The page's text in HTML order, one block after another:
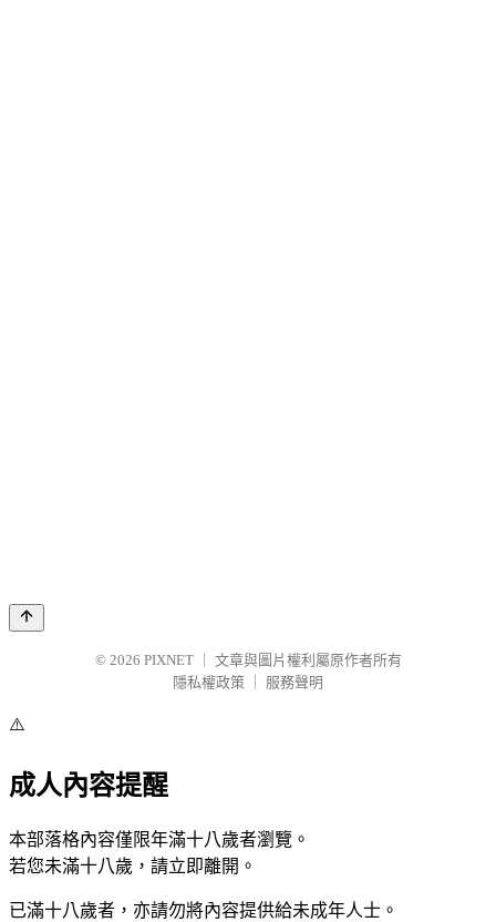
© 2026 PIXNET
文章與圖片權利屬原作者所有
隱私權政策
服務聲明
⚠️
成人內容提醒
本部落格內容僅限年滿十八歲者瀏覽。
若您未滿十八歲，請立即離開。
已滿十八歲者，亦請勿將內容提供給未成年人士。